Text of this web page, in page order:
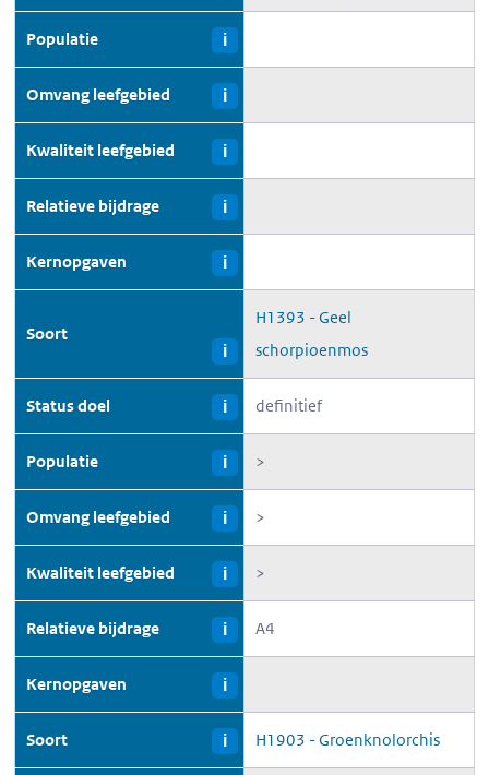
Populatie i
Omvang leefgebied i
Kwaliteit leefgebied i
Relatieve bijdrage i
Kernopgaven i
Soort
i
H1393 - Geel
schorpioenmos
Status doel i definitief
Populatie i >
Omvang leefgebied i >
Kwaliteit leefgebied i >
Relatieve bijdrage i A4
Kernopgaven i
Soort i H1903 - Groenknolorchis